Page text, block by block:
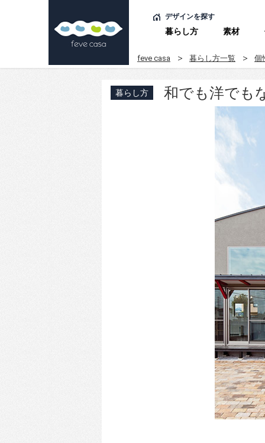
デザインを探す
暮らし方 素材
feve casa 暮らし方一覧 個
暮らし方 和でも洋でも